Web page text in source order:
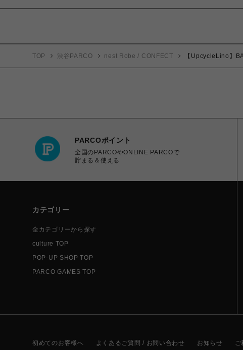
TOP 渋谷PARCO nest Robe / CONFECT 【UpcycleLino】
PARCOポイント
全国のPARCOやONLINE PARCOで
貯まる＆使える
カテゴリー
全カテゴリーから探す
culture TOP
POP-UP SHOP TOP
PARCO GAMES TOP
初めてのお客様へ よくあるご質問 / お問い合わせ お知らせ ご